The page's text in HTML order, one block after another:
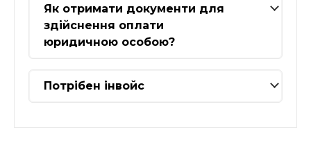
Як отримати документи для
здійснення оплати
юридичною особою?
Потрібен інвойс